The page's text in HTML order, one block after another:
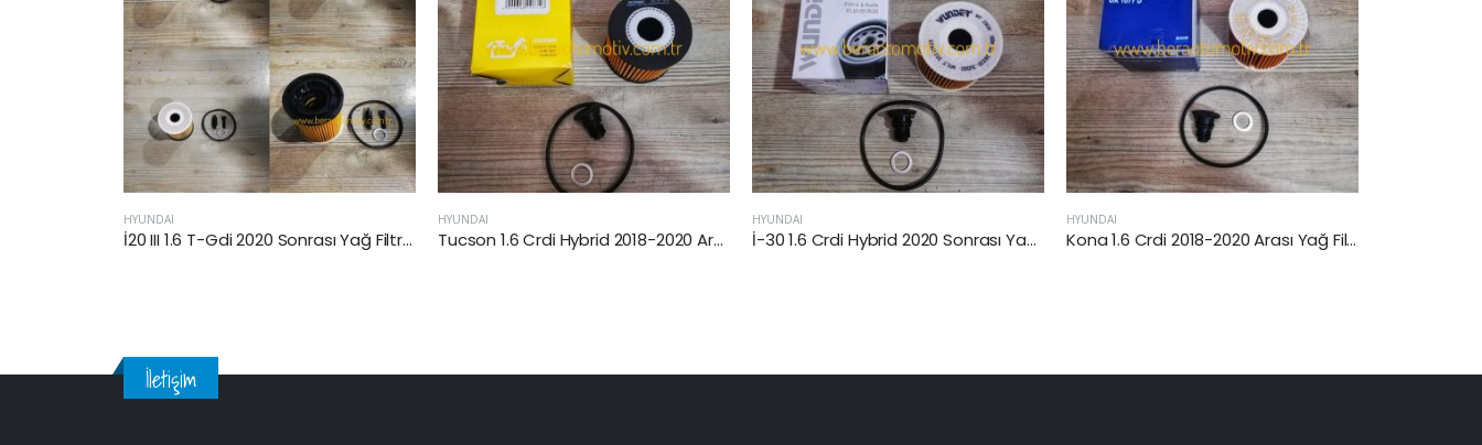
İ20 III 1.6 T-Gdi 2020 Sonrası Yağ Filtresi Tucson 1.6 Crdi Hybrid 2018-2020 Arası Yağ Filtresi İ-30 1.6 Crdi Hybrid 2020 Sonrası Yağ Filtresi Kona 1.6 Crdi 2018-2020 Arası Yağ Filtresi
İletişim